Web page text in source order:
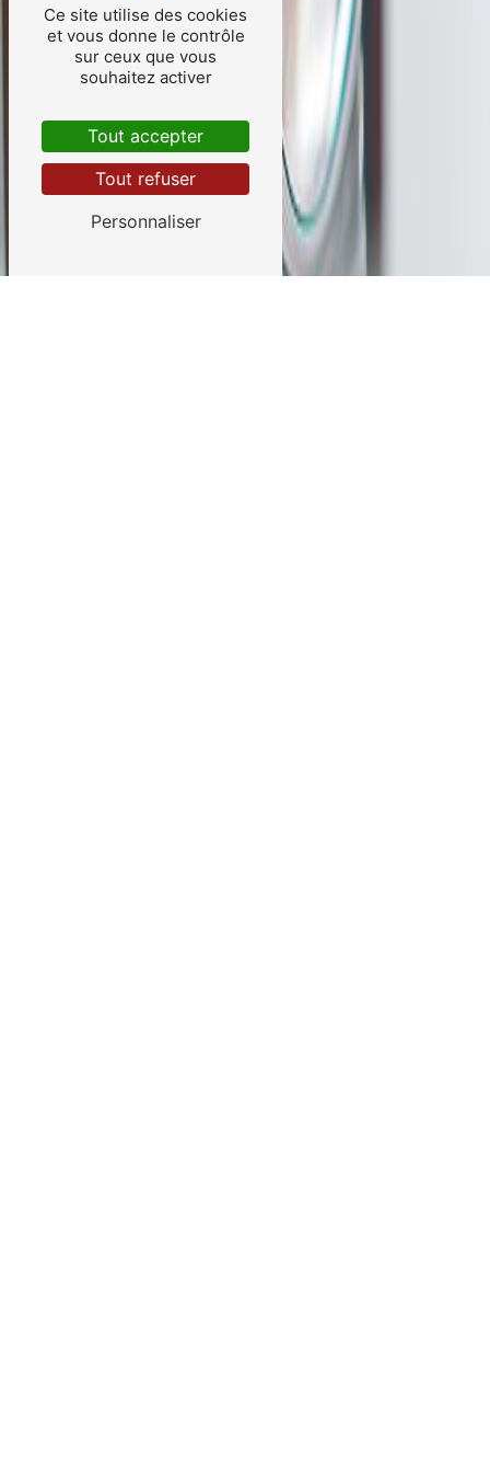
Ce site utilise des cookies
et vous donne le contrôle
sur ceux que vous
souhaitez activer
Tout accepter
Tout refuser
Personnaliser